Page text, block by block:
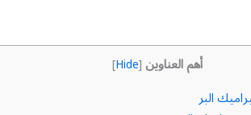
أهم العناوين [
Hide
]
البر